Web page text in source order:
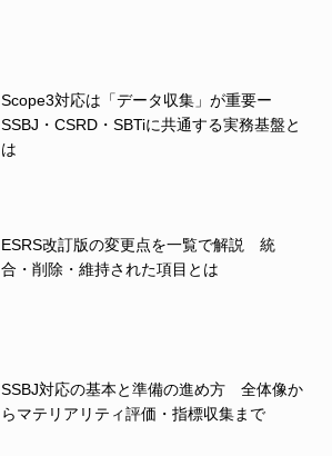
Scope3対応は「データ収集」が重要ー
SSBJ・CSRD・SBTiに共通する実務基盤と
は
ESRS改訂版の変更点を一覧で解説 統
合・削除・維持された項目とは
SSBJ対応の基本と準備の進め方 全体像か
らマテリアリティ評価・指標収集まで